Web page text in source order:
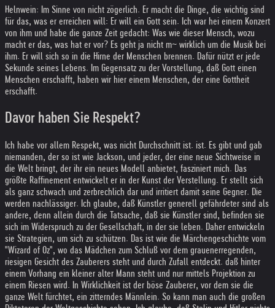
Helnwein: Im Sinne von nicht zögerlich. Er macht die Dinge, die wichtig sind
für das, was er erreichen will: Er will ein Gott sein. Ich war hei einem Konzert
von ihm und habe die ganze Zeit gedacht: Was wie dieser Mensch, wozu
macht er das, was hat er vor? Es geht ja nicht m~ wirklich um die Musik bei
ihm. Er will sich so in die Hirne der Menschen brennen. Dafür nützt er jede
Sekunde seines Lebens. Im Gegensatz zu der Vorstellung, daß Gott einen
Menschen erschafft, haben wir hier einem Menschen, der eine Gottheit
erschafft.
Davor haben Sie Respekt?
Ich habe vor allem Respekt, was nicht Durchschnitt ist. ist. Es gibt und gab
niemanden, der so ist wie Jackson, und jeder, der eine neue Sichtweise in
die Welt bringt, der ihr ein neues Modell anbietet, fasziniert mich. Das
größte Raffinement entwickelt er in der Kunst der Verstellung. Er stellt sich
als ganz schwach und zerbrechlich dar und irritiert damit seine Gegner. Die
werden nachlässiger. Ich glaube, daß Künstler generell gefährdeter sind als
andere, denn allein durch die Tatsache, daß sie Künstler sind, befinden sie
sich im Widerspruch zu der Gesellschaft, in der sie leben. Daher entwickeln
sie Strategien, um sich zu schützen. Das ist wie die Märchengeschichte vom
"Wizard of Oz", wo das Mädchen zum Schluß vor dem grauenerregenden,
riesigen Gesicht des Zauberers steht und durch Zufall entdeckt. daß hinter
einem Vorhang ein kleiner alter Mann steht und nur mittels Projektion zu
einem Riesen wird. In Wirklichkeit ist der böse Zauberer, vor dem sie die
ganze Welt fürchtet, ein zitterndes Männlein. So kann man auch die großen